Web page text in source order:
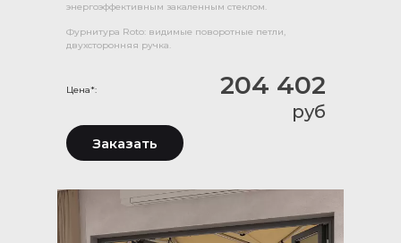
204 402
руб
Цена*:
энергоэффективным закаленным стеклом.
Фурнитура Roto: видимые поворотные петли,
двухсторонняя ручка.
Заказать